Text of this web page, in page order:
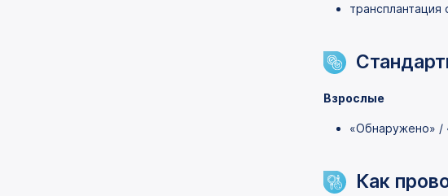
Взрослые
«Обнаружено» /
Как